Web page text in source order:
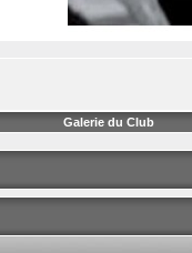
Galerie du Club